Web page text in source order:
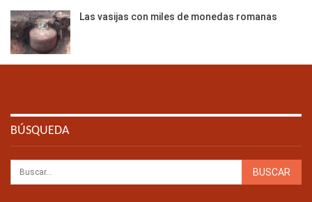
Las vasijas con miles de monedas romanas
BÚSQUEDA